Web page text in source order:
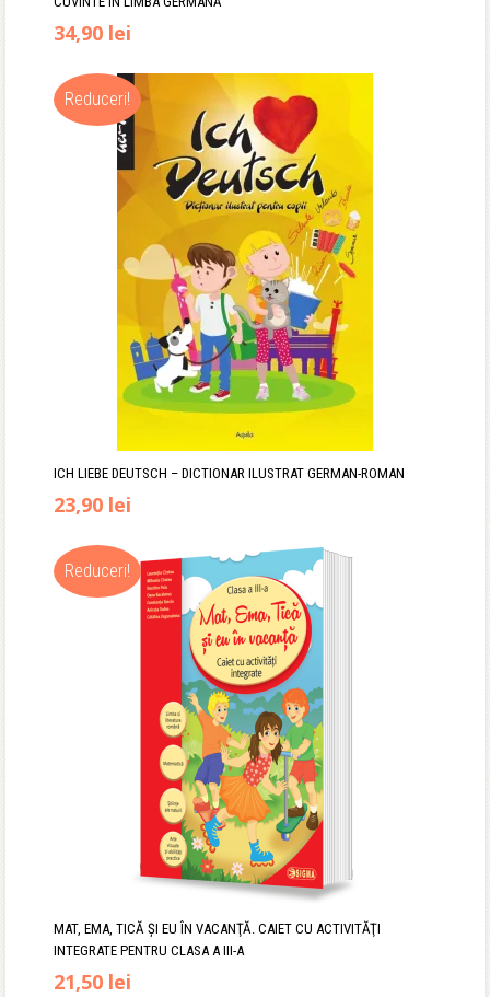
Prețul
inițial
a
41,00 lei.
34,90 lei
curent
este:
34,90 lei.
Reduceri!
ICH LIEBE DEUTSCH – DICTIONAR ILUSTRAT GERMAN-ROMAN
Prețul
inițial
a
23,90 lei
este:
23,90 lei.
Reduceri!
MAT, EMA, TICĂ ŞI EU ÎN VACANŢĂ. CAIET CU ACTIVITĂŢI
INTEGRATE PENTRU CLASA A III-A
Prețul
21,50 lei